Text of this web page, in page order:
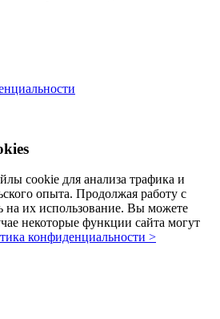
cookie для анализа трафика и
опыта. Продолжая работу с
на их использование. Вы можете
некоторые функции сайта могут
конфиденциальности >